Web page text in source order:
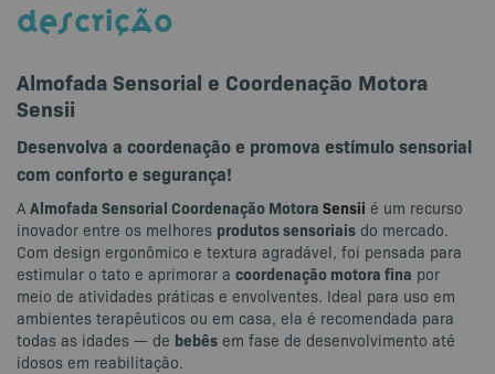
DESCRIÇÃO
Almofada Sensorial e Coordenação Motora
Sensii
Desenvolva a coordenação e promova estímulo sensorial
com conforto e segurança!
A Almofada Sensorial Coordenação Motora Sensii é um recurso
inovador entre os melhores produtos sensoriais do mercado.
Com design ergonômico e textura agradável, foi pensada para
estimular o tato e aprimorar a coordenação motora fina por
meio de atividades práticas e envolventes. Ideal para uso em
ambientes terapêuticos ou em casa, ela é recomendada para
todas as idades — de bebês em fase de desenvolvimento até
idosos em reabilitação.